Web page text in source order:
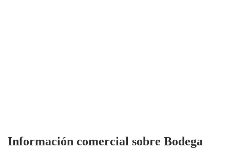
Información comercial sobre Bodega